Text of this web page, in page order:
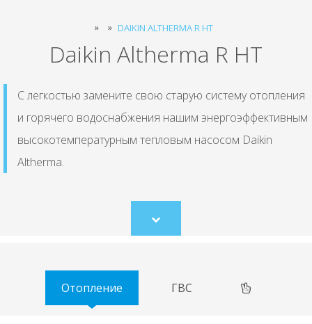
DAIKIN ALTHERMA R HT
Daikin Altherma R HT
С легкостью замените свою старую систему отопления
и горячего водоснабжения нашим энергоэффективным
высокотемпературным тепловым насосом Daikin
Altherma.
Scroll
to
Отопление ГВС